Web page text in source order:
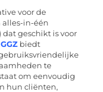
voor de
alles-in-één
geschikt is voor
biedt
te
om eenvoudig
hun cliënten,